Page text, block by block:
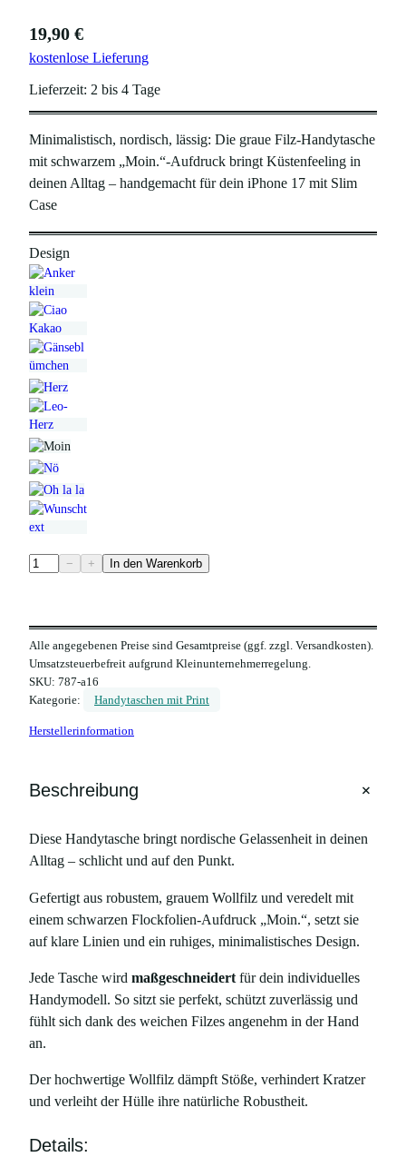
19,90 €
kostenlose Lieferung
Lieferzeit: 2 bis 4 Tage
Minimalistisch, nordisch, lässig: Die graue Filz-Handytasche
mit schwarzem „Moin.“-Aufdruck bringt Küstenfeeling in
deinen Alltag – handgemacht für dein iPhone 17 mit Slim
Case
Design
F
z
H
a
n
y
a
s
h
e
M
O
,
f
ü
r
P
h
n
− + In den Warenkorb
Alle angegebenen Preise sind Gesamtpreise (ggf. zzgl. Versandkosten).
Umsatzsteuerbefreit aufgrund Kleinunternehmerregelung.
SKU: 787-a16
Kategorie:
Handytaschen mit Print
Herstellerinformation
Beschreibung +
Diese Handytasche bringt nordische Gelassenheit in deinen
Alltag – schlicht und auf den Punkt.
Gefertigt aus robustem, grauem Wollfilz und veredelt mit
einem schwarzen Flockfolien-Aufdruck „Moin.“, setzt sie
auf klare Linien und ein ruhiges, minimalistisches Design.
Jede Tasche wird maßgeschneidertfür dein individuelles
Handymodell. So sitzt sie perfekt, schützt zuverlässig und
fühlt sich dank des weichen Filzes angenehm in der Hand
an.
Der hochwertige Wollfilz dämpft Stöße, verhindert Kratzer
und verleiht der Hülle ihre natürliche Robustheit.
Details: